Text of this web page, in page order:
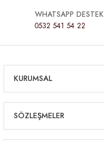
WHATSAPP DESTEK
0532 541 54 22
KURUMSAL
SÖZLEŞMELER